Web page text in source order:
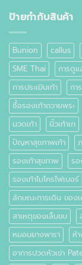
ป้ายกำกับสินค้า
Bunion callus
SME Thai
การดูแ
การประเมินเท้า
กา
ซื้อรองเท้าถวายพระ
นวดเท้า
นิ้วเท้าเก
ปัญหาสุขภาพเท้า
รองเท้าสุขภาพ
รอ
รองเท้าไมโครไฟเบอร์
ลักษณะการเดิน ของ
สาเหตุของเล็บขบ
หมอนยางพารา
ห้
อาการปวดหัวเข่า